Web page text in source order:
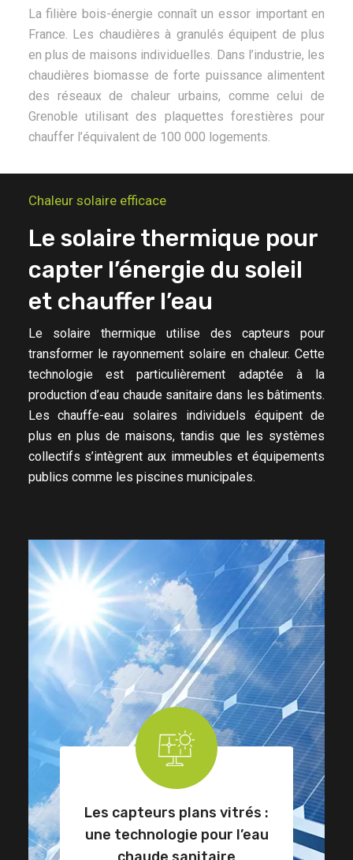
La filière bois-énergie connaît un essor important en
France. Les chaudières à granulés équipent de plus
en plus de maisons individuelles. Dans l’industrie, les
chaudières biomasse de forte puissance alimentent
des réseaux de chaleur urbains, comme celui de
Grenoble utilisant des plaquettes forestières pour
chauffer l’équivalent de 100 000 logements.
Chaleur solaire efficace
Le solaire thermique pour
capter l’énergie du soleil
et chauffer l’eau
Le solaire thermique utilise des capteurs pour
transformer le rayonnement solaire en chaleur. Cette
technologie est particulièrement adaptée à la
production d’eau chaude sanitaire dans les bâtiments.
Les chauffe-eau solaires individuels équipent de
plus en plus de maisons, tandis que les systèmes
collectifs s’intègrent aux immeubles et équipements
publics comme les piscines municipales.
Les capteurs plans vitrés :
une technologie pour l’eau